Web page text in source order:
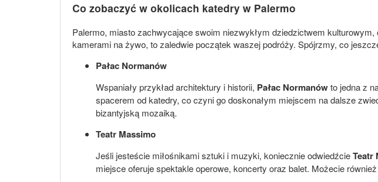
Co zobaczyć w okolicach katedry w Palermo
Palermo, miasto zachwycające swoim niezwykłym dziedzictwem
kamerami na żywo, to zaledwie początek waszej podróży. Spójrzmy, co
Pałac Normanów
Wspaniały przykład architektury i historii, Pałac Normanówto jedna z
spacerem od katedry, co czyni go doskonałym miejscem na dalsze
bizantyjską mozaiką.
Teatr Massimo
Jeśli jesteście miłośnikami sztuki i muzyki, koniecznie odwiedźcieTeatr
miejsce oferuje spektakle operowe, koncerty oraz balet. Możecie